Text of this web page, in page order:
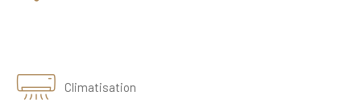
Climatisation